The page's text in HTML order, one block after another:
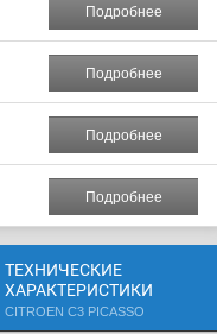
Подробнее
Подробнее
Подробнее
Подробнее
ТЕХНИЧЕСКИЕ
ХАРАКТЕРИСТИКИ
CITROEN C3 PICASSO